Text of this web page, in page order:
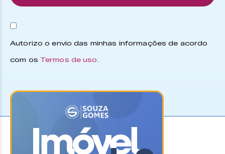
Autorizo o envio das minhas informações de acordo
com os Termos de uso.